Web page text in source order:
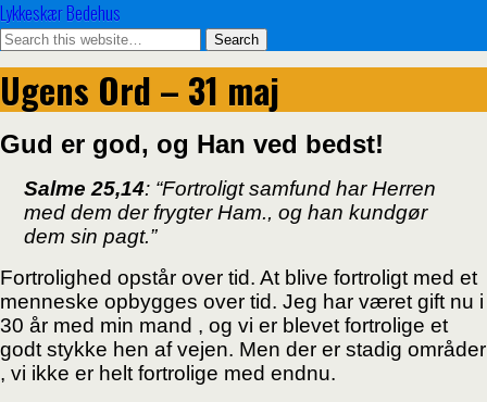
Lykkeskær Bedehus
Ugens Ord – 31 maj
Gud er god, og Han ved bedst!
Salme 25,14: “Fortroligt samfund har Herren
med dem der frygter Ham., og han kundgør
dem sin pagt.”
Fortrolighed opstår over tid. At blive fortroligt med et
menneske opbygges over tid. Jeg har været gift nu i
30 år med min mand , og vi er blevet fortrolige et
godt stykke hen af vejen. Men der er stadig områder
, vi ikke er helt fortrolige med endnu.